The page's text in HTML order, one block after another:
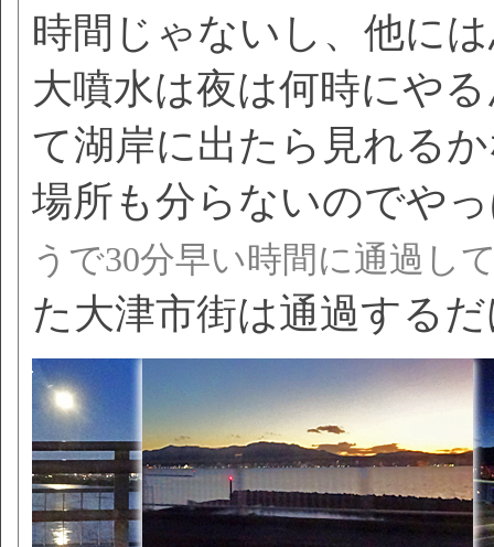
時間じゃないし、他に
大噴水は夜は何時にや
て湖岸に出たら見れる
場所も分らないのでや
うで30分早い時間に通過し
た大津市街は通過する